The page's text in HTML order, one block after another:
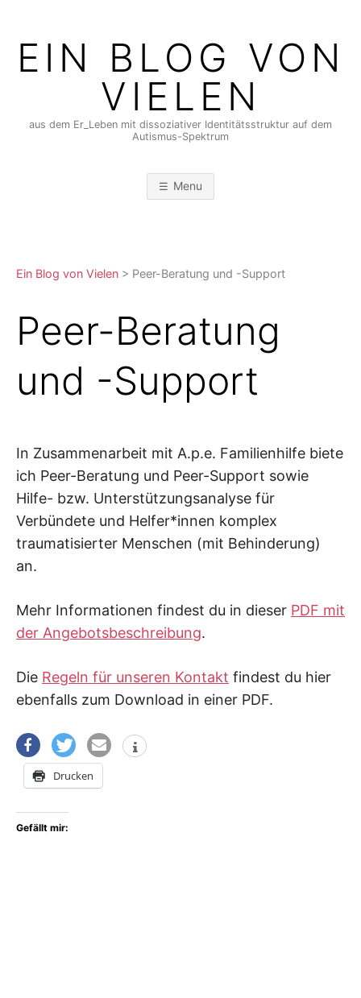
contentEIN BLOG VON
VIELEN
aus dem Er_Leben mit dissoziativer Identitätsstruktur auf dem
Autismus-Spektrum
Menu
Ein Blog von Vielen > Peer-Beratung und -Support
Peer-Beratung
und -Support
In Zusammenarbeit mit A.p.e. Familienhilfe biete
ich Peer-Beratung und Peer-Support sowie
Hilfe- bzw. Unterstützungsanalyse für
Verbündete und Helfer*innen komplex
traumatisierter Menschen (mit Behinderung)
an.
Mehr Informationen findest du in dieser PDF mit
der Angebotsbeschreibung.
Die Regeln für unseren Kontakt findest du hier
ebenfalls zum Download in einer PDF.
Drucken
Gefällt mir: